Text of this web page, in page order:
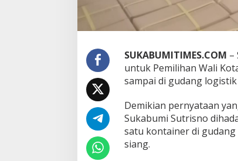
a
d
n
W
a
k
l
W
a
l
SUKABUMITIMES.COM –
untuk Pemilihan Wali
sampai di gudang
Demikian pernyataan
Sukabumi Sutrisno
satu kontainer di gudang
siang.